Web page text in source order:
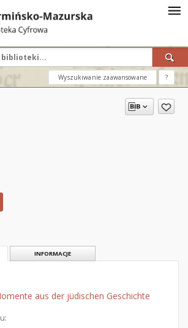
Wyszukiwanie zaawansowane ?
INFORMACJE
aus der jüdischen Geschichte